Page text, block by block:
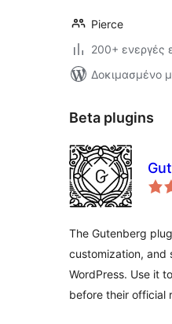
Pierce
200+ ενεργές
Δοκιμασμένο
Beta plugins
The Gutenberg
customization, and
WordPress. Use it
before their official